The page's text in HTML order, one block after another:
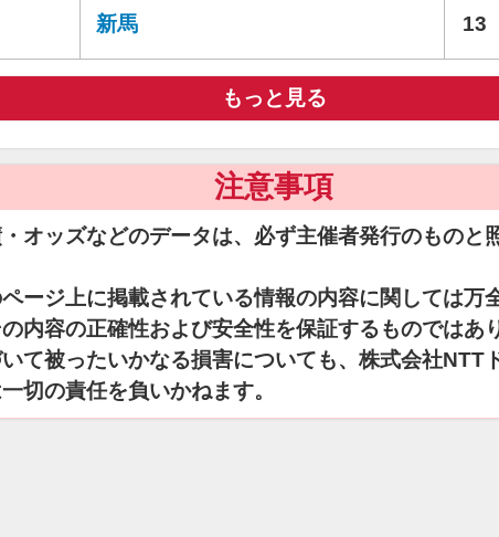
新馬 13
もっと見る
注意事項
オッズなどのデータは、必ず主催者発行のものと
ージ上に掲載されている情報の内容に関しては万
内容の正確性および安全性を保証するものではあ
て被ったいかなる損害についても、株式会社NTT
切の責任を負いかねます。